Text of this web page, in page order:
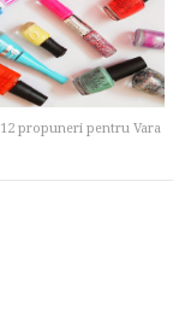
12 propuneri pentru Vara